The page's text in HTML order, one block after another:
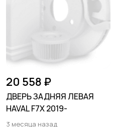
20 558 ₽
ДВЕРЬ ЗАДНЯЯ ЛЕВАЯ
HAVAL F7X 2019-
3 месяца назад